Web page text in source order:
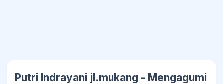
Putri Indrayani jl.mukang - Mengagumi